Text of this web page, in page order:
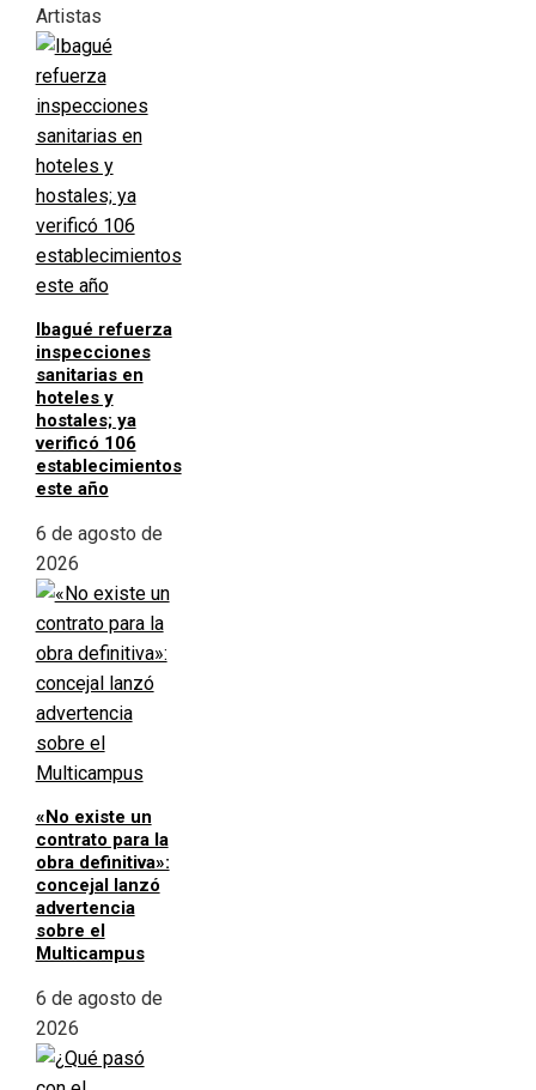
Artistas
Ibagué refuerza
inspecciones
sanitarias en
hoteles y
hostales; ya
verificó 106
establecimientos
este año
6 de agosto de
2026
«No existe un
contrato para la
obra definitiva»:
concejal lanzó
advertencia
sobre el
Multicampus
6 de agosto de
2026